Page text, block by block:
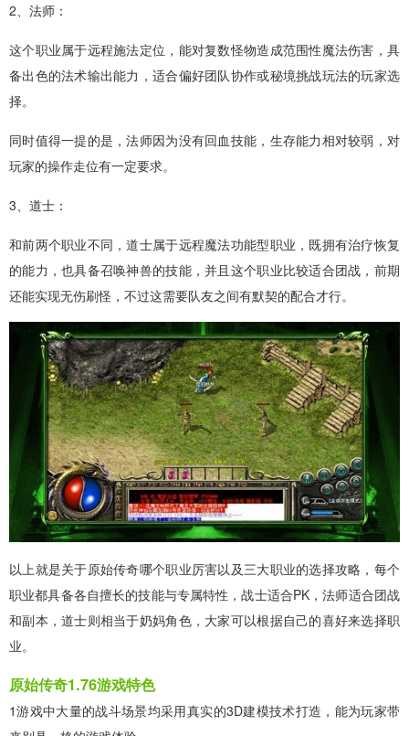
2、法师：
这个职业属于远程施法定位，能对复数怪物造成范围性魔法伤害，具
备出色的法术输出能力，适合偏好团队协作或秘境挑战玩法的玩家选
择。
同时值得一提的是，法师因为没有回血技能，生存能力相对较弱，对
玩家的操作走位有一定要求。
3、道士：
和前两个职业不同，道士属于远程魔法功能型职业，既拥有治疗恢复
的能力，也具备召唤神兽的技能，并且这个职业比较适合团战，前期
还能实现无伤刷怪，不过这需要队友之间有默契的配合才行。
以上就是关于原始传奇哪个职业厉害以及三大职业的选择攻略，每个
职业都具备各自擅长的技能与专属特性，战士适合PK，法师适合团战
和副本，道士则相当于奶妈角色，大家可以根据自己的喜好来选择职
业。
原始传奇1.76游戏特色
1游戏中大量的战斗场景均采用真实的3D建模技术打造，能为玩家带